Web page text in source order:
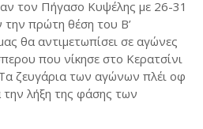
τον Πήγασο Κυψέλης με 26-31
την πρώτη θέση του Β’
θα αντιμετωπίσει σε αγώνες
που νίκησε στο Κερατσίνι
ζευγάρια των αγώνων πλέι οφ
λήξη της φάσης των